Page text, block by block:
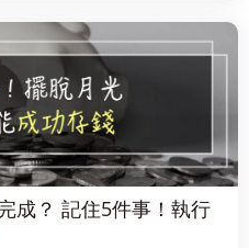
成？ 記住5件事！執行